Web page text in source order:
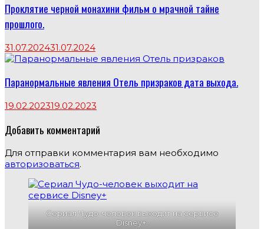
Проклятие черной монахини фильм о мрачной тайне
прошлого.
31.07.202431.07.2024
Паранормальные явления Отель призраков дата выхода.
19.02.202319.02.2023
Добавить комментарий
Для отправки комментария вам необходимо
авторизоваться.
Сериал Чудо-человек выходит на сервисе
Disney+.